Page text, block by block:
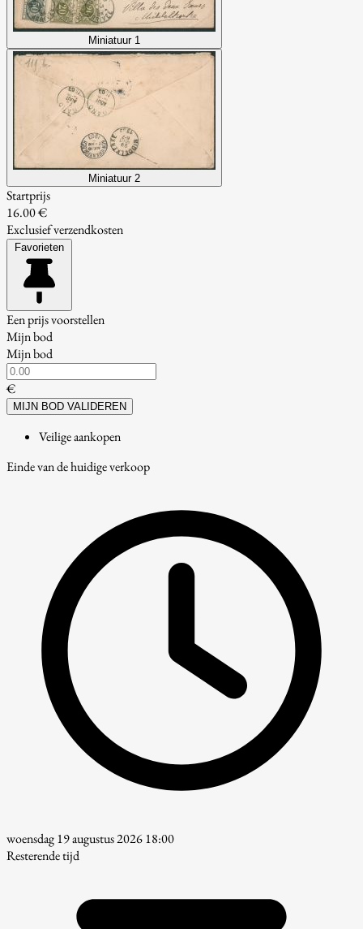
Miniatuur 1
Miniatuur 2
Startprijs
16.00 €
Exclusief verzendkosten
Favorieten
Een prijs voorstellen
Mijn bod
Mijn bod
€
MIJN BOD VALIDEREN
Veilige aankopen
Einde van de huidige verkoop
woensdag 19 augustus 2026 18:00
Resterende tijd